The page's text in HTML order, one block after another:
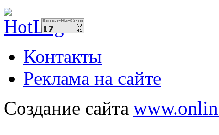
Контакты
Реклама на сайте
Создание сайта